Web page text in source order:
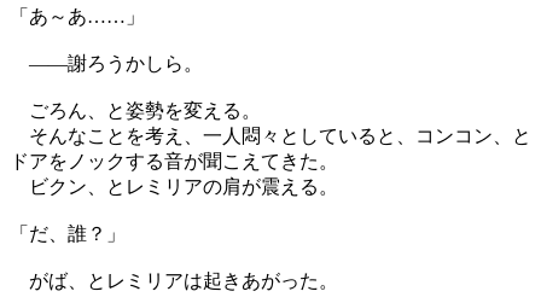
「あ～あ……」
――謝ろうかしら。
ごろん、と姿勢を変える。
そんなことを考え、一人悶々としていると、コンコン、と
ドアをノックする音が聞こえてきた。
ビクン、とレミリアの肩が震える。
「だ、誰？」
がば、とレミリアは起きあがった。